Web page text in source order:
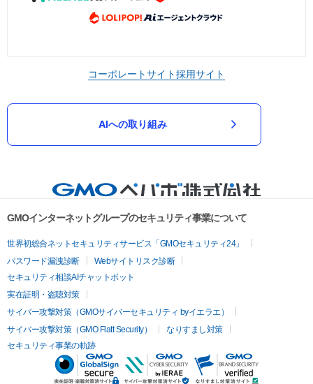
コーポレートサイト採用サイト
AIへの取り組み
GMOインターネットグループのセキュリティ事業について
世界初総合ネットセキュリティサービス「GMOセキュリティ24」
パスワード漏洩診断
Webサイトリスク診断
セキュリティ相談AIチャットボット
実在証明・盗聴対策
サイバー攻撃対策（GMOサイバーセキュリティ byイエラエ）
サイバー攻撃対策（GMO Flatt Security）
なりすまし対策
セキュリティ事業の軌跡